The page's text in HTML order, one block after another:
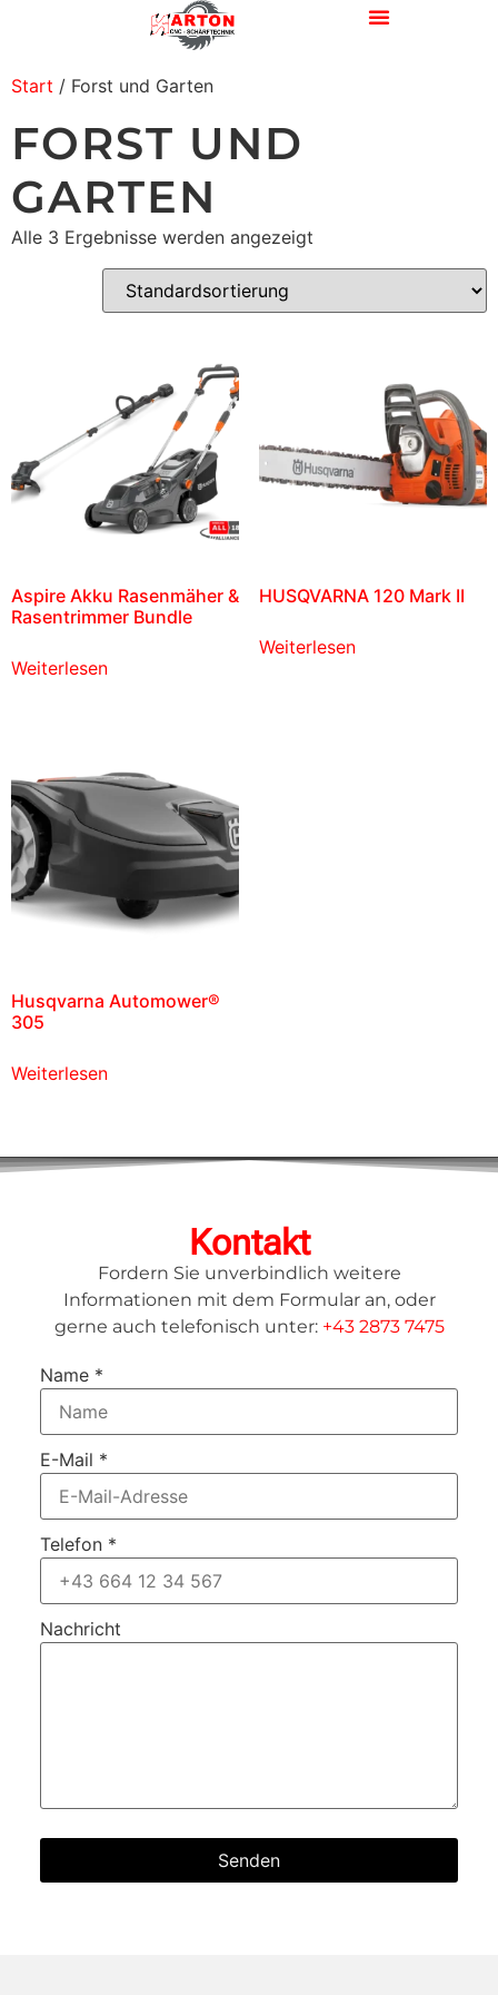
Start / Forst und Garten
FORST UND
GARTEN
Alle 3 Ergebnisse werden angezeigt
Aspire Akku Rasenmäher &
Rasentrimmer Bundle
Weiterlesen
HUSQVARNA 120 Mark II
Weiterlesen
Husqvarna Automower®
305
Weiterlesen
Kontakt
Fordern Sie unverbindlich weitere
Informationen mit dem Formular an, oder
gerne auch telefonisch unter: +43 2873 7475
Name *
E-Mail *
Telefon *
Nachricht
Senden